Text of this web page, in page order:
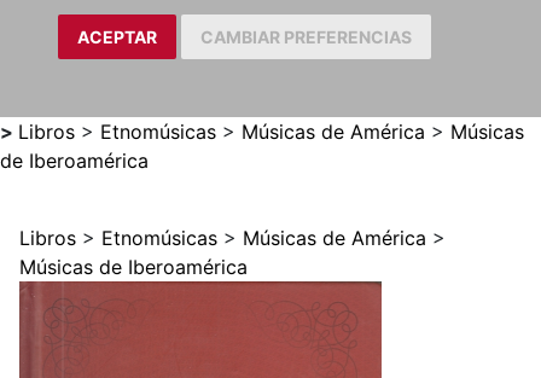
ACEPTAR CAMBIAR PREFERENCIAS
> Libros > Etnomúsicas > Músicas de América > Músicas
de Iberoamérica
Libros > Etnomúsicas > Músicas de América >
Músicas de Iberoamérica